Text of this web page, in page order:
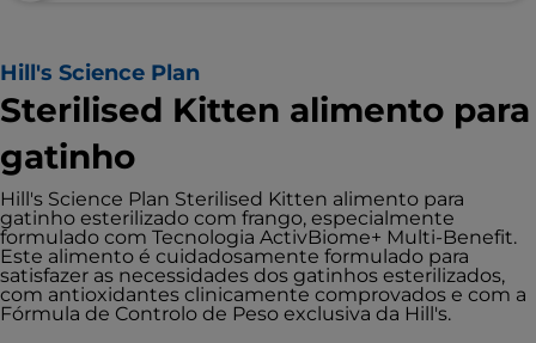
Hill's Science Plan
Sterilised Kitten alimento para
gatinho
Hill's Science Plan Sterilised Kitten alimento para
gatinho esterilizado com frango, especialmente
formulado com Tecnologia ActivBiome+ Multi-Benefit.
Este alimento é cuidadosamente formulado para
satisfazer as necessidades dos gatinhos esterilizados,
com antioxidantes clinicamente comprovados e com a
Fórmula de Controlo de Peso exclusiva da Hill's.